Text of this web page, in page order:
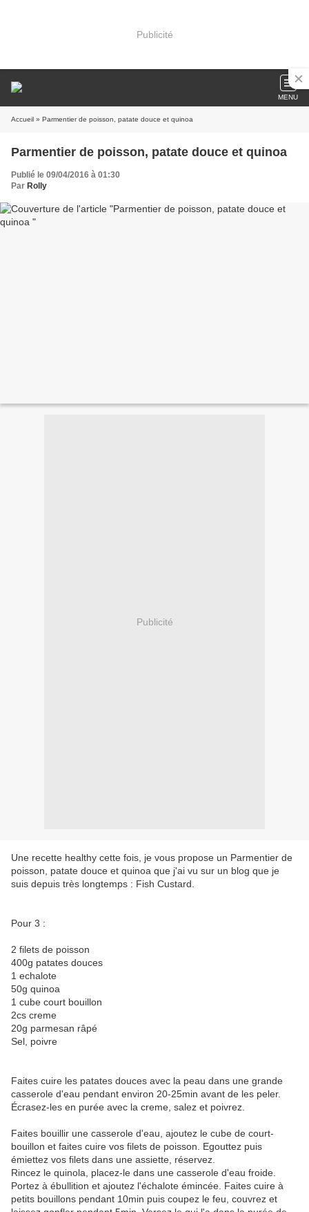
Publicité
MENU
Accueil » Parmentier de poisson, patate douce et quinoa
Parmentier de poisson, patate douce et quinoa
Publié le 09/04/2016 à 01:30
Par Rolly
Publicité
Une recette healthy cette fois, je vous propose un Parmentier de
poisson, patate douce et quinoa que j'ai vu sur un blog que je
suis depuis très longtemps : Fish Custard.
Pour 3 :
2 filets de poisson
400g patates douces
1 echalote
50g quinoa
1 cube court bouillon
2cs creme
20g parmesan râpé
Sel, poivre
Faites cuire les patates douces avec la peau dans une grande
casserole d'eau pendant environ 20-25min avant de les peler.
Écrasez-les en purée avec la creme, salez et poivrez.
Faites bouillir une casserole d'eau, ajoutez le cube de court-
bouillon et faites cuire vos filets de poisson. Egouttez puis
émiettez vos filets dans une assiette, réservez.
Rincez le quinola, placez-le dans une casserole d'eau froide.
Portez à ébullition et ajoutez l'échalote émincée. Faites cuire à
petits bouillons pendant 10min puis coupez le feu, couvrez et